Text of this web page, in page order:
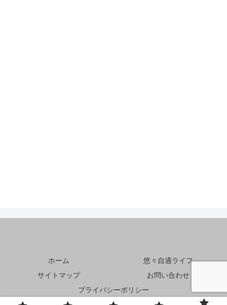
ホーム
悠々自適ライフ
サイトマップ
お問い合わせ
プライバシーポリシー